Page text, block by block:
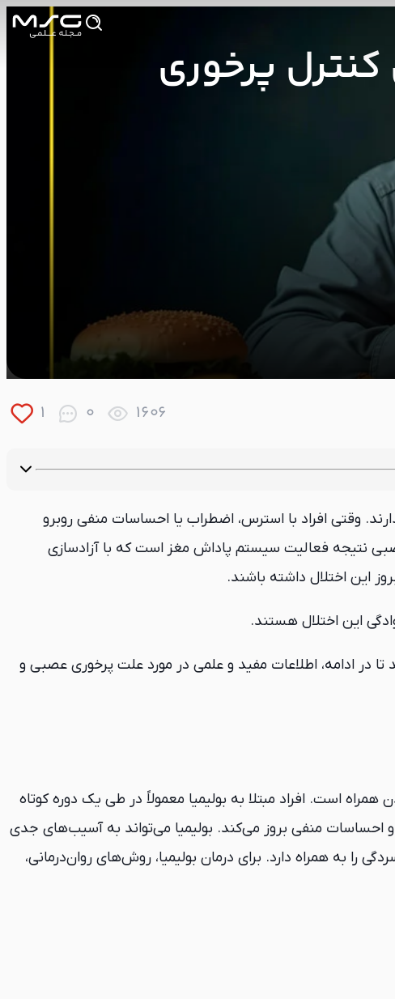
پرخوری
1 0 1606
وقتی افراد با استرس، اضطراب یا احساسات منفی روبرو
نتیجه فعالیت سیستم پاداش مغز است که با آزادسازی
این اختلال داشته باشند.
در ادامه، اطلاعات مفید و علمی در مورد علت پرخوری عصبی و
است. افراد مبتلا به بولیمیا معمولاً در طی یک دوره کوتاه
احساسات منفی بروز می‌کند. بولیمیا می‌تواند به آسیب‌های جدی
به همراه دارد. برای درمان بولیمیا، روش‌های روان‌درمانی،